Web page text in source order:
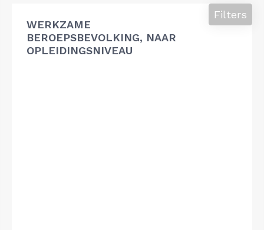
WERKZAME
BEROEPSBEVOLKING, NAAR
OPLEIDINGSNIVEAU
Filters